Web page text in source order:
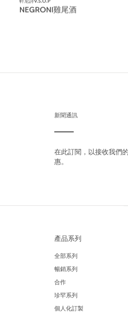
軒尼詩V.S.O.P
NEGRONI雞尾酒
新聞通訊
在此訂閱，以接收我們
惠。
產品系列
全部系列
暢銷系列
合作
珍罕系列
個人化訂製